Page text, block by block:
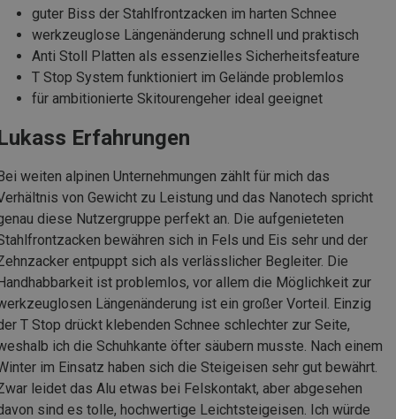
guter Biss der Stahlfrontzacken im harten Schnee
werkzeuglose Längenänderung schnell und praktisch
Anti Stoll Platten als essenzielles Sicherheitsfeature
T Stop System funktioniert im Gelände problemlos
für ambitionierte Skitourengeher ideal geeignet
Erfahrungen
weiten alpinen Unternehmungen zählt für mich das
von Gewicht zu Leistung und das Nanotech spricht
diese Nutzergruppe perfekt an. Die aufgenieteten
bewähren sich in Fels und Eis sehr und der
entpuppt sich als verlässlicher Begleiter. Die
ist problemlos, vor allem die Möglichkeit zur
Längenänderung ist ein großer Vorteil. Einzig
T Stop drückt klebenden Schnee schlechter zur Seite,
ich die Schuhkante öfter säubern musste. Nach einem
im Einsatz haben sich die Steigeisen sehr gut bewährt.
leidet das Alu etwas bei Felskontakt, aber abgesehen
sind es tolle, hochwertige Leichtsteigeisen. Ich würde